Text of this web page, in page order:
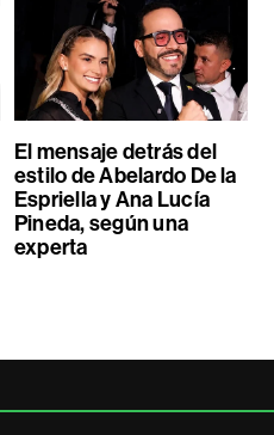
El mensaje detrás del
estilo de Abelardo De la
Espriella y Ana Lucía
Pineda, según una
experta